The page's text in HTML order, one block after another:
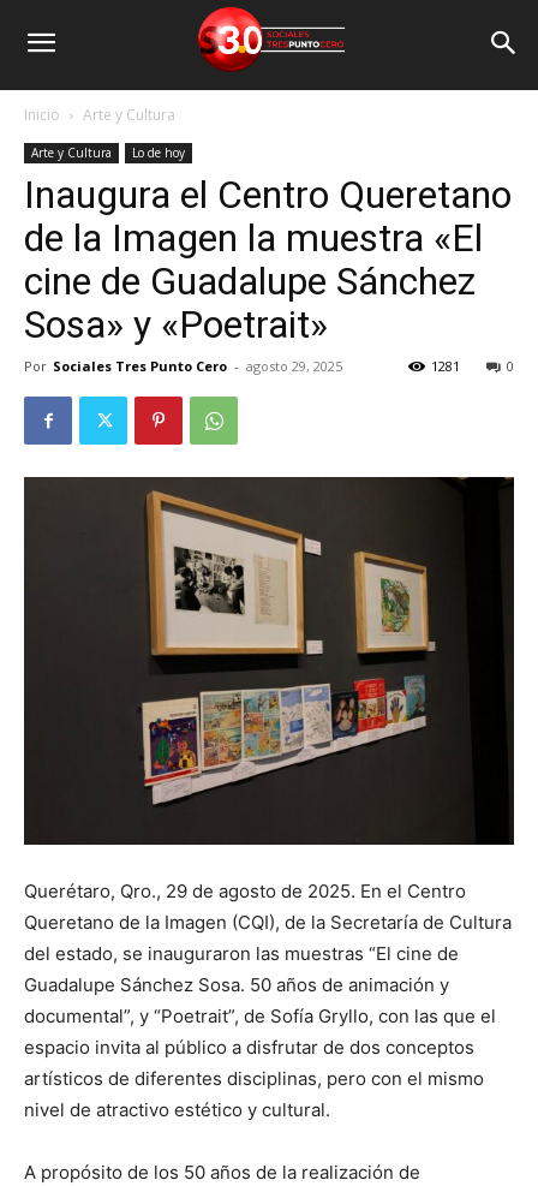
Inicio Arte y Cultura
Arte y Cultura Lo de hoy
Inaugura el Centro Queretano
de la Imagen la muestra «El
cine de Guadalupe Sánchez
Sosa» y «Poetrait»
Por Sociales Tres Punto Cero - agosto 29, 2025 0
1281
Querétaro, Qro., 29 de agosto de 2025. En el Centro
Queretano de la Imagen (CQI), de la Secretaría de Cultura
del estado, se inauguraron las muestras “El cine de
Guadalupe Sánchez Sosa. 50 años de animación y
documental”, y “Poetrait”, de Sofía Gryllo, con las que el
espacio invita al público a disfrutar de dos conceptos
artísticos de diferentes disciplinas, pero con el mismo
nivel de atractivo estético y cultural.
A propósito de los 50 años de la realización de